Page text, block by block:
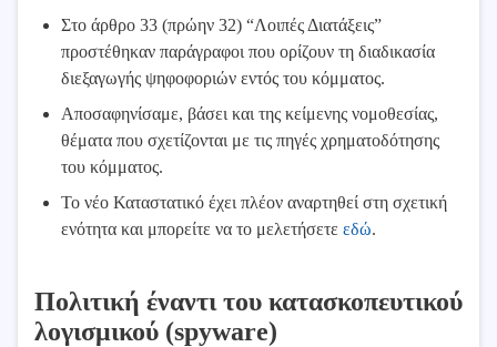
Στο άρθρο 33 (πρώην 32) “Λοιπές Διατάξεις”
προστέθηκαν παράγραφοι που ορίζουν τη διαδικασία
διεξαγωγής ψηφοφοριών εντός του κόμματος.
Αποσαφηνίσαμε, βάσει και της κείμενης νομοθεσίας,
θέματα που σχετίζονται με τις πηγές χρηματοδότησης
του κόμματος.
Το νέο Καταστατικό έχει πλέον αναρτηθεί στη σχετική
ενότητα και μπορείτε να το μελετήσετε εδώ.
Πολιτική έναντι του κατασκοπευτικού
λογισμικού (spyware)